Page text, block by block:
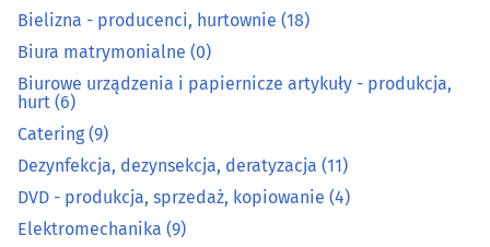
Grawerstwo(9)
Introligatornie
Kamieniarze
Klucze - dorabianie (12)
Kominiarze(8)
Bielizna - producenci, hurtownie (18)
Biura matrymonialne (0)
Biurowe urządzenia i papiernicze artykuły - produkcja,
hurt (6)
Catering(9)
Dezynfekcja, dezynsekcja, deratyzacja (11)
DVD - produkcja, sprzedaż, kopiowanie (4)
Elektromechanika (9)